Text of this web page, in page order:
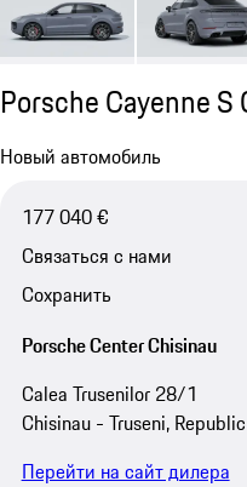
Porsche Cayenne S
Новый автомобиль
177 040 €
Связаться с нами
Сохранить
Porsche Center Chisinau
Calea Trusenilor 28/1
Chisinau - Truseni,
Перейти на сайт дилера